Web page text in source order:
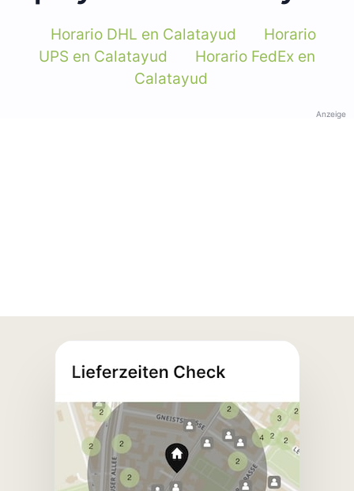
Horario DHL en Calatayud
Horario
UPS en Calatayud
Horario FedEx en
Calatayud
Anzeige